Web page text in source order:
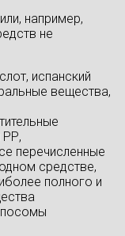
например,
не
испанский
вещества,
РР,
перечисленные
средстве,
полного и